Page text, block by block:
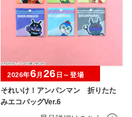
それいけ！アンパンマン 折りたた
みエコバッグVer.6
2026年6月 26 日～登場